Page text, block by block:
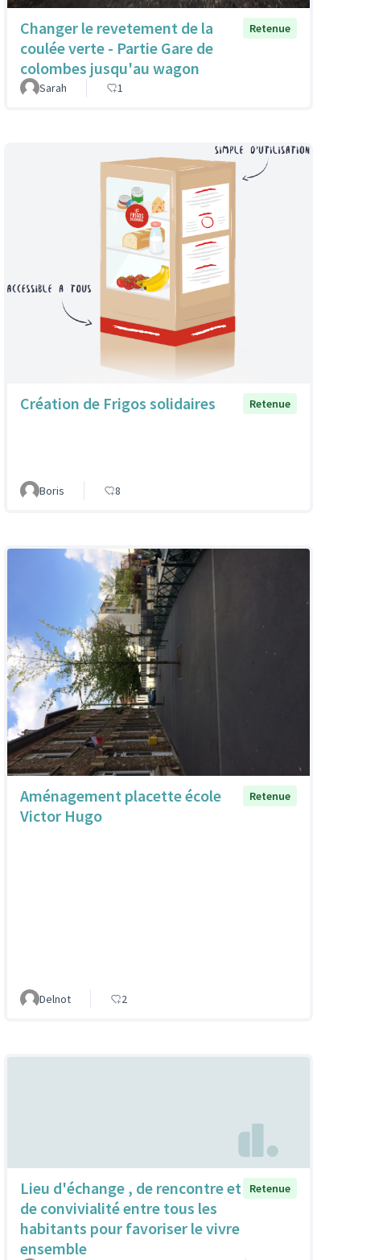
Changer le revetement de la
coulée verte - Partie Gare de
colombes jusqu'au wagon
Retenue
Sarah 1
Création de Frigos solidaires Retenue
Boris 8
Aménagement placette école
Victor Hugo
Retenue
Delnot 2
Lieu d'échange , de rencontre et
de convivialité entre tous les
habitants pour favoriser le vivre
ensemble
Retenue